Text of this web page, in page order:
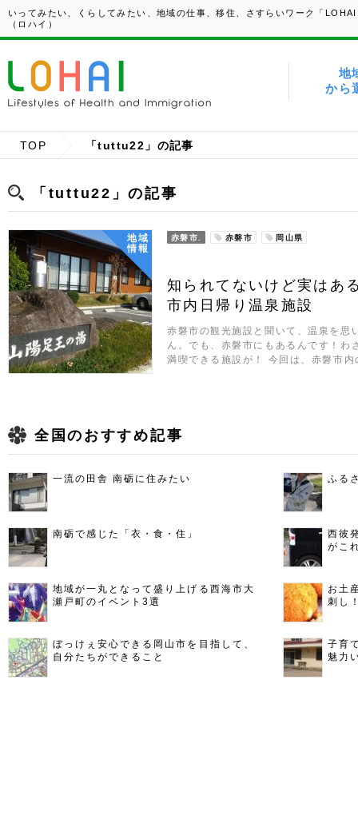
いってみたい、くらしてみたい、地域の仕事、移住、さすらいワーク「
（ロハイ）
地
から
TOP 「tuttu22」の記事
「tuttu22」の記事
地域
情報
赤磐市. 赤磐市 岡山県
知られてないけど実はあ
市内日帰り温泉施設
赤磐市の観光施設と聞いて、温泉を思
ん。でも、赤磐市にもあるんです！わ
満喫できる施設が！ 今回は、赤磐市
全国のおすすめ記事
一流の田舎 南砺に住みたい ふる
南砺で感じた「衣・食・住」
西彼
がこ
地域が一丸となって盛り上げる西海市大
瀬戸町のイベント3選
お土
刺し
ぼっけぇ安心できる岡山市を目指して、
自分たちができること
子育
魅力